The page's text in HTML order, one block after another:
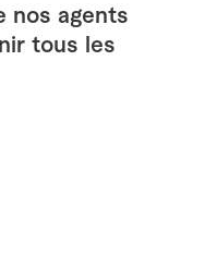
nos agents
tous les